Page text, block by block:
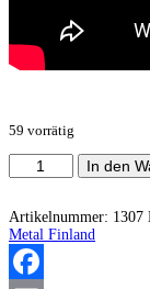
59 vorrätig
Obcasus
-
Sermon
Menge
In den
Artikelnummer: 1307
Metal Finland